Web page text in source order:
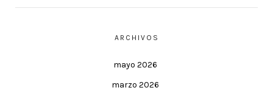
ARCHIVOS
mayo 2026
marzo 2026